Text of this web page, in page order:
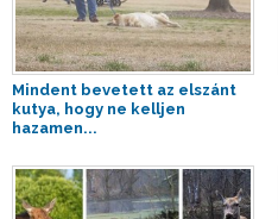
Mindent bevetett az elszánt
kutya, hogy ne kelljen
hazamen...